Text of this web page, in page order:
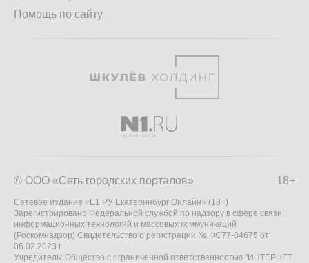
Помощь по сайту
18+
© ООО «Сеть городских порталов»
Сетевое издание «Е1.РУ Екатеринбург Онлайн» (18+)
Зарегистрировано Федеральной службой по надзору в сфере связи,
информационных технологий и массовых коммуникаций
(Роскомнадзор) Свидетельство о регистрации № ФС77-84675 от
06.02.2023 г.
Учредитель: Общество с ограниченной ответственностью "ИНТЕРНЕТ